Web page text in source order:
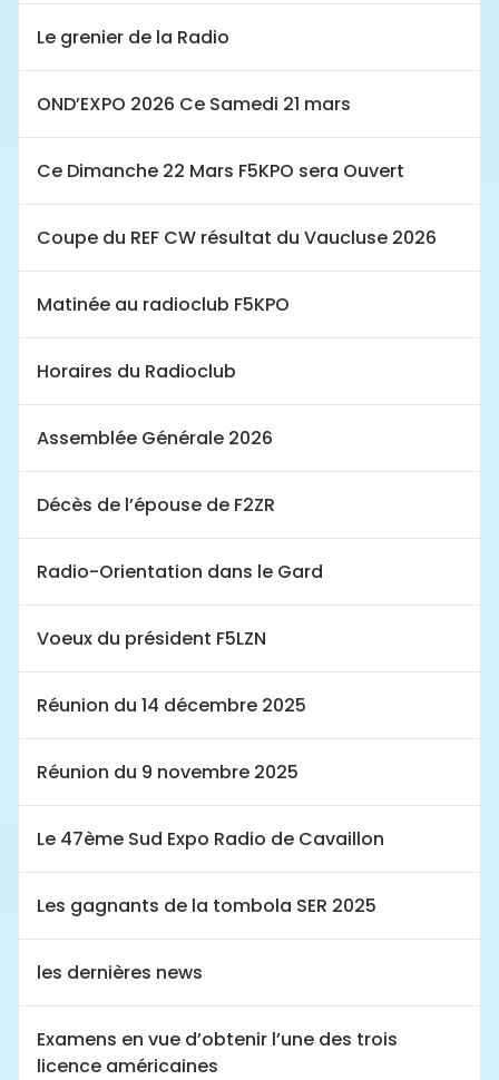
Le grenier de la Radio
OND’EXPO 2026 Ce Samedi 21 mars
Ce Dimanche 22 Mars F5KPO sera Ouvert
Coupe du REF CW résultat du Vaucluse 2026
Matinée au radioclub F5KPO
Horaires du Radioclub
Assemblée Générale 2026
Décès de l’épouse de F2ZR
Radio-Orientation dans le Gard
Voeux du président F5LZN
Réunion du 14 décembre 2025
Réunion du 9 novembre 2025
Le 47ème Sud Expo Radio de Cavaillon
Les gagnants de la tombola SER 2025
les dernières news
Examens en vue d’obtenir l’une des trois
licence américaines